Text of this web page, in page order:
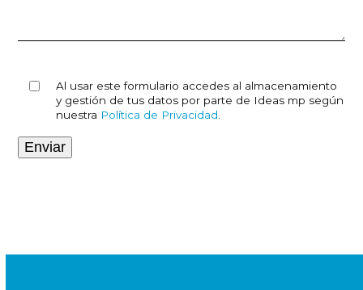
Al usar este formulario accedes al almacenamiento
y gestión de tus datos por parte de Ideas mp según
nuestra Política de Privacidad